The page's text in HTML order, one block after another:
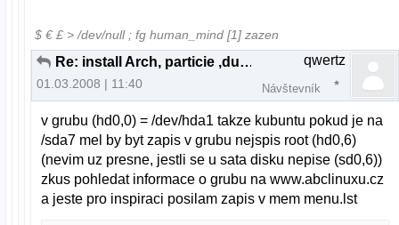
$ € £ > /dev/null ; fg human_mind [1] zazen
Re: install Arch, particie ,dual boot
01.03.2008 | 11:40
qwertz
Návštevník
v grubu (hd0,0) = /dev/hda1 takze kubuntu pokud je na
/sda7 mel by byt zapis v grubu nejspis root (hd0,6)
(nevim uz presne, jestli se u sata disku nepise (sd0,6))
zkus pohledat informace o grubu na www.abclinuxu.cz
a jeste pro inspiraci posilam zapis v mem menu.lst